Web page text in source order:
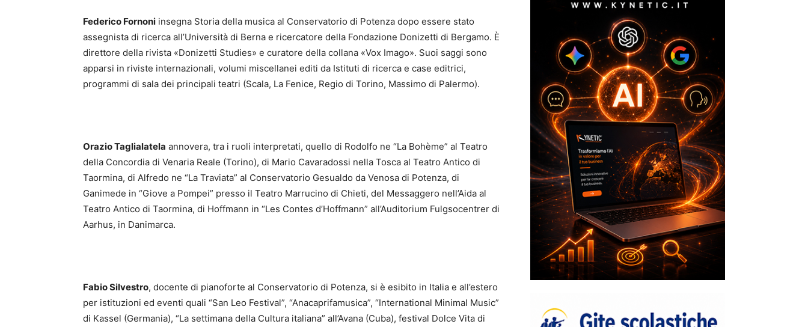
Federico Fornoni insegna Storia della musica al Conservatorio di Potenza dopo essere stato
assegnista di ricerca all’Università di Berna e ricercatore della Fondazione Donizetti di Bergamo. È
direttore della rivista «Donizetti Studies» e curatore della collana «Vox Imago». Suoi saggi sono
apparsi in riviste internazionali, volumi miscellanei editi da Istituti di ricerca e case editrici,
programmi di sala dei principali teatri (Scala, La Fenice, Regio di Torino, Massimo di Palermo).
Orazio Taglialatela annovera, tra i ruoli interpretati, quello di Rodolfo ne “La Bohème” al Teatro
della Concordia di Venaria Reale (Torino), di Mario Cavaradossi nella Tosca al Teatro Antico di
Taormina, di Alfredo ne “La Traviata” al Conservatorio Gesualdo da Venosa di Potenza, di
Ganimede in “Giove a Pompei” presso il Teatro Marrucino di Chieti, del Messaggero nell’Aida al
Teatro Antico di Taormina, di Hoffmann in “Les Contes d’Hoffmann” all’Auditorium Fulgsocentrer di
Aarhus, in Danimarca.
Fabio Silvestro, docente di pianoforte al Conservatorio di Potenza, si è esibito in Italia e all’estero
per istituzioni ed eventi quali “San Leo Festival”, “Anacaprifamusica”, “International Minimal Music”
di Kassel (Germania), “La settimana della Cultura italiana” all’Avana (Cuba), festival Dolce Vita di